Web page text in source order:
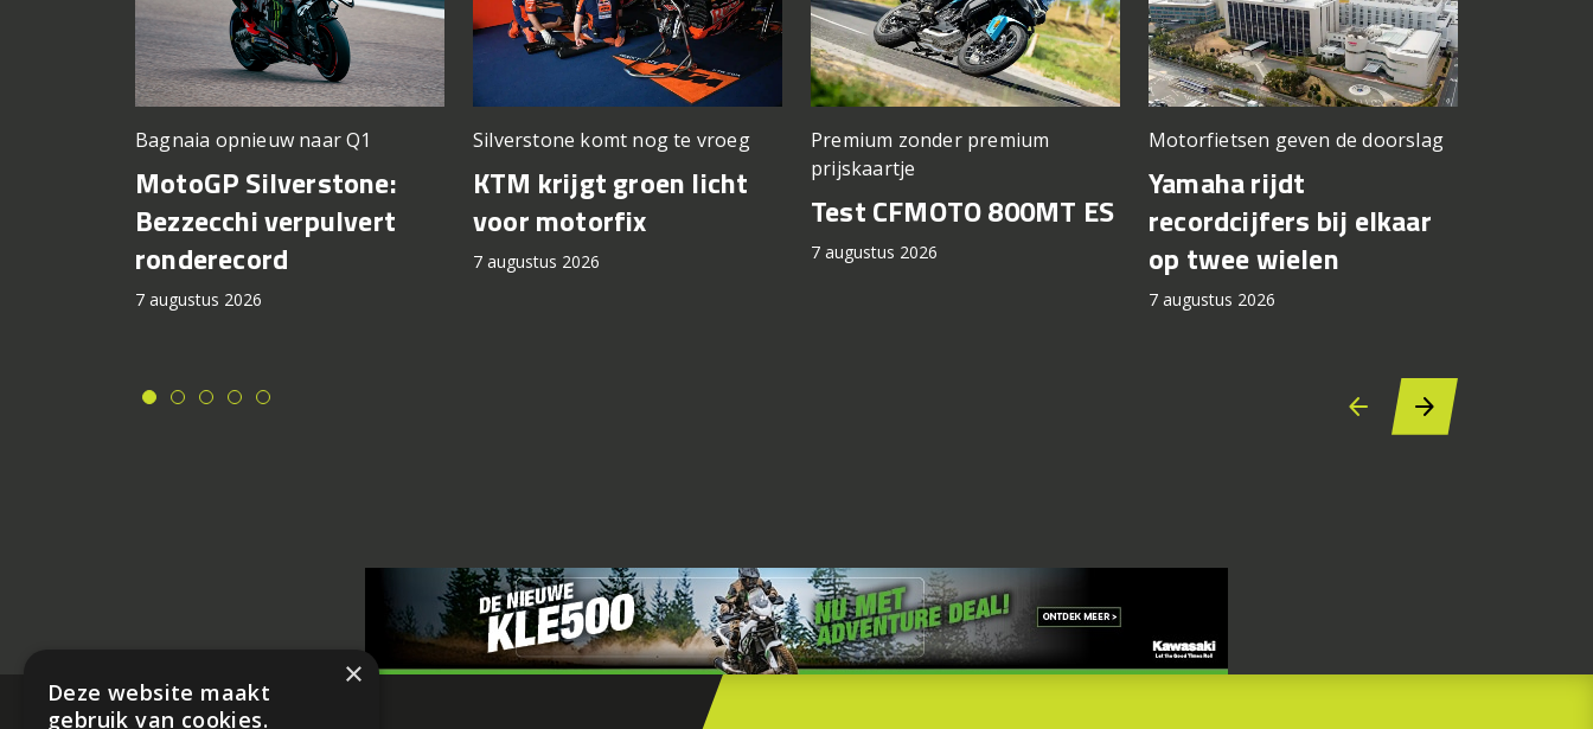
Bagnaia opnieuw naar Q1
MotoGP Silverstone:
Bezzecchi verpulvert
ronderecord
7 augustus 2026
Silverstone komt nog te vroeg
KTM krijgt groen licht
voor motorfix
7 augustus 2026
Premium zonder premium
prijskaartje
Test CFMOTO 800MT ES
7 augustus 2026
Motorfietsen geven de doorslag
Yamaha rijdt
recordcijfers bij elkaar
op twee wielen
7 augustus 2026
×
Deze website maakt
gebruik van cookies.